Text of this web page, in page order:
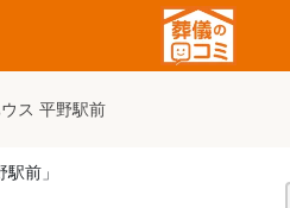
ス 平野駅前
前」